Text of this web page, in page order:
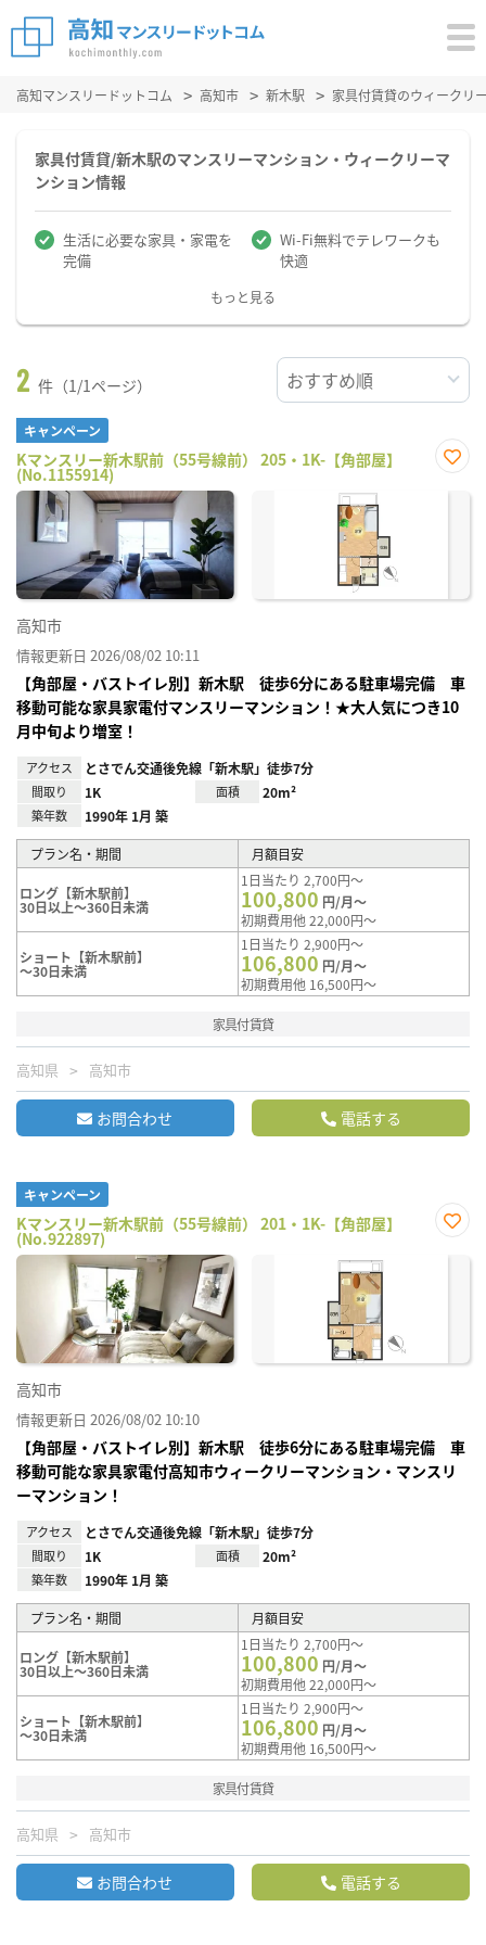
高知マンスリードットコム 高知市 新木駅 家具付賃貸のウィークリ
家具付賃貸/新木駅のマンスリーマンション・ウィークリーマ
ンション情報
生活に必要な家具・家電を
完備
Wi-Fi無料でテレワークも
快適
もっと見る
2 件（1/1ページ）
キャンペーン
Kマンスリー新木駅前（55号線前） 205・1K-【角部屋】
(No.1155914)
に入
高知市
情報更新日 2026/08/02 10:11
【角部屋・バストイレ別】新木駅 徒歩6分にある駐車場完備 車
移動可能な家具家電付マンスリーマンション！★大人気につき10
月中旬より増室！
アクセス とさでん交通後免線「新木駅」徒歩7分
間取り 1K 面積 20m²
築年数 1990年 1月 築
プラン名・期間 月額目安
ロング【新木駅前】
30日以上～360日未満
1日当たり 2,700円～
100,800 円/月～
初期費用他 22,000円～
ショート【新木駅前】
～30日未満
1日当たり 2,900円～
106,800 円/月～
初期費用他 16,500円～
家具付賃貸
高知県 高知市
お問合わせ 電話する
キャンペーン
Kマンスリー新木駅前（55号線前） 201・1K-【角部屋】
(No.922897)
に入
高知市
情報更新日 2026/08/02 10:10
【角部屋・バストイレ別】新木駅 徒歩6分にある駐車場完備 車
移動可能な家具家電付高知市ウィークリーマンション・マンスリ
ーマンション！
アクセス とさでん交通後免線「新木駅」徒歩7分
間取り 1K 面積 20m²
築年数 1990年 1月 築
プラン名・期間 月額目安
ロング【新木駅前】
30日以上～360日未満
1日当たり 2,700円～
100,800 円/月～
初期費用他 22,000円～
ショート【新木駅前】
～30日未満
1日当たり 2,900円～
106,800 円/月～
初期費用他 16,500円～
家具付賃貸
高知県 高知市
お問合わせ 電話する